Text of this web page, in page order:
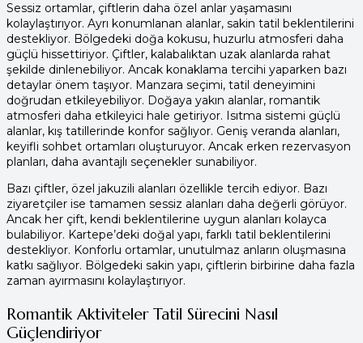
Sessiz ortamlar, çiftlerin daha özel anlar yaşamasını
kolaylaştırıyor. Ayrı konumlanan alanlar, sakin tatil beklentilerini
destekliyor. Bölgedeki doğa kokusu, huzurlu atmosferi daha
güçlü hissettiriyor. Çiftler, kalabalıktan uzak alanlarda rahat
şekilde dinlenebiliyor. Ancak konaklama tercihi yaparken bazı
detaylar önem taşıyor. Manzara seçimi, tatil deneyimini
doğrudan etkileyebiliyor. Doğaya yakın alanlar, romantik
atmosferi daha etkileyici hale getiriyor. Isıtma sistemi güçlü
alanlar, kış tatillerinde konfor sağlıyor. Geniş veranda alanları,
keyifli sohbet ortamları oluşturuyor. Ancak erken rezervasyon
planları, daha avantajlı seçenekler sunabiliyor.
Bazı çiftler, özel jakuzili alanları özellikle tercih ediyor. Bazı
ziyaretçiler ise tamamen sessiz alanları daha değerli görüyor.
Ancak her çift, kendi beklentilerine uygun alanları kolayca
bulabiliyor. Kartepe’deki doğal yapı, farklı tatil beklentilerini
destekliyor. Konforlu ortamlar, unutulmaz anların oluşmasına
katkı sağlıyor. Bölgedeki sakin yapı, çiftlerin birbirine daha fazla
zaman ayırmasını kolaylaştırıyor.
Romantik Aktiviteler Tatil Sürecini Nasıl
Güçlendiriyor